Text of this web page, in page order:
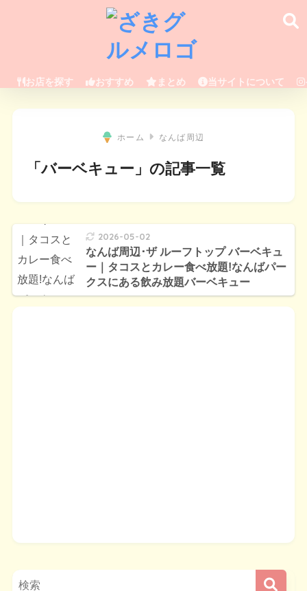
お店を探す おすすめ まとめ 当サイトについて
ホーム なんば周辺
「バーベキュー」の記事一覧
2026-05-02
なんば周辺･ザ ルーフトップ バーベキュ
ー｜タコスとカレー食べ放題!なんばパー
クスにある飲み放題バーベキュー